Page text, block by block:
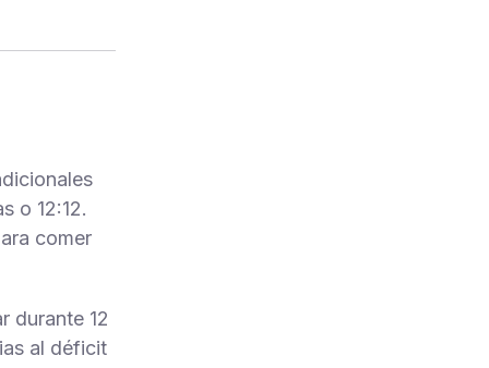
o 12:12.
comer
durante 12
al déficit